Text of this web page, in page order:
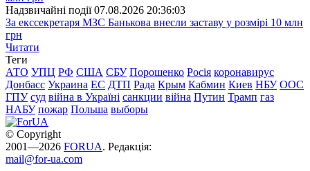
Надзвичайні події 07.08.2026 20:36:03
За екссекретаря МЗС Банькова внесли заставу у розмірі 10 млн
грн
Читати
Теги
АТО УПЦ РФ США СБУ Порошенко Росія коронавирус
Донбасс Украина ЕС ДТП Рада Крым Кабмин Киев НБУ ООС
ГПУ суд війна в Україні санкции війна Путин Трамп газ
НАБУ пожар Польша выборы
© Copyright
2001—2026 FORUA. Редакція:
mail@for-ua.com